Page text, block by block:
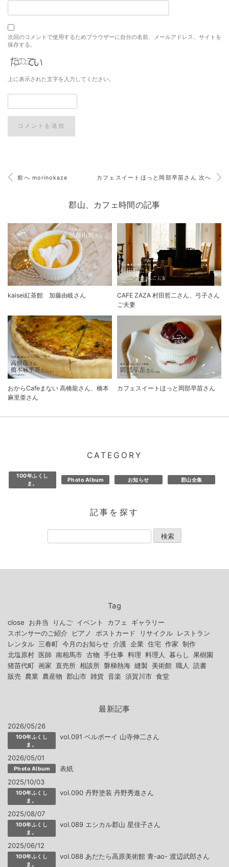
次回のコメントで使用するためブラウザーに自分の名前、メールアドレス、サイトを
保存する。
上に表示された文字を入力してください。
前へ morinokaze カフェスイートほっと岡部早苗さん 次へ
郡山、カフェ時間の記事
kaisei紅茶館 加藤由岐さん
CAFE ZAZA 村田哲二さん、弓子さん
ご夫妻
おからCafeまない 高橋龍さん、橋本
麻里亜さん
カフェスイートほっと岡部早苗さん
CATEGORY
100年ふくし
ま。
Photo Album お知らせ 郡山全集
記事を探す
Tag
close お弁当 りんご イベント カフェ
ギャラリー
スポンサーのご紹介
ピアノ ポストカード リサイクル
レストラン
レンタル 三春町 今月のお知らせ 介護 企業 住宅 作家 制作
北塩原村 医師 南相馬市 古物 手仕事 料理 料理人 暮らし
果樹園
猪苗代町 画家 直売所 相談所 磐梯熱海 縫製 美術館 職人
読書
販売
農業 農産物 郡山市 雑貨 音楽 須賀川市 食堂
最新記事
2026/05/26
100年ふくし
ま。
vol.091 ベルボーイ 山寺伸二さん
2026/05/01
Photo Album
表紙
2025/10/03
100年ふくし
ま。
vol.090 丹野塗装 丹野秀進さん
2025/08/07
100年ふくし
ま。
vol.089 エシカル郡山 星佳子さん
2025/06/12
100年ふくし
ま。
vol.088 あだたら高原美術館 青-ao- 渡辺武郎さん